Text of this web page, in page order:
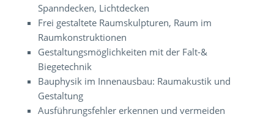
Spanndecken, Lichtdecken
Frei gestaltete Raumskulpturen, Raum im
Raumkonstruktionen
Gestaltungsmöglichkeiten mit der Falt-&
Biegetechnik
Bauphysik im Innenausbau: Raumakustik und
Gestaltung
Ausführungsfehler erkennen und vermeiden